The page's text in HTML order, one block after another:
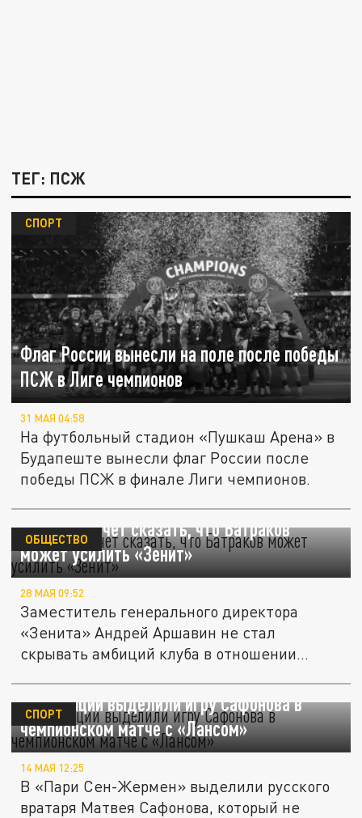
ТЕГ: ПСЖ
Флаг России вынесли на поле после победы
ПСЖ в Лиге чемпионов
СПОРТ
31 МАЯ 04:58
На футбольный стадион «Пушкаш Арена» в
Будапеште вынесли флаг России после
победы ПСЖ в финале Лиги чемпионов.
Аршавин хочет сказать, что Батраков
может усилить «Зенит»
ОБЩЕСТВО
28 МАЯ 09:52
Заместитель генерального директора
«Зенита» Андрей Аршавин не стал
скрывать амбиций клуба в отношении
Во Франции выделили игру Сафонова в
чемпионском матче с «Лансом»
СПОРТ
14 МАЯ 12:25
В «Пари Сен-Жермен» выделили русского
вратаря Матвея Сафонова, который не